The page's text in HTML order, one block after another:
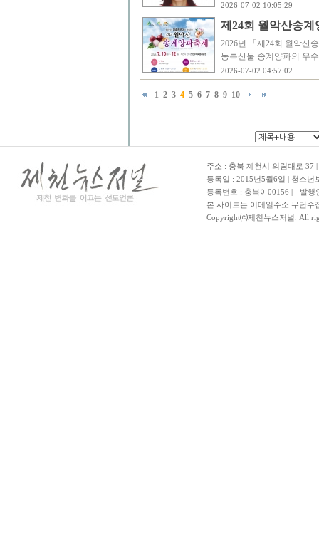
2026-07-02 10:05:29
제24회 월악산송계
2026년 「제24회 월악산
농특산물 송계양파의 우
2026-07-02 04:57:02
1 2 3 4 5 6 7 8 9 10
주소 : 충북 제천시 의림대로 37
등록일 : 2015년5월6일 | 청소
등록번호 : 충북아00156 | · 발
본 사이트는 이메일주소 무단수
Copyright⒞제천뉴스저널. All